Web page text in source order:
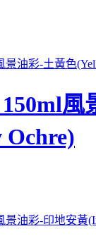
150ml
Ochre)